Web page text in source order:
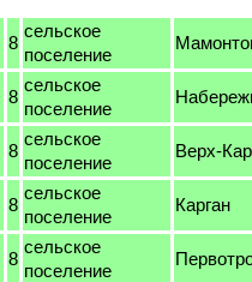
8
сельское
поселение
8
сельское
поселение
8
сельское
поселение
Верх-
8
сельское
поселение
Карган
8
сельское
поселение